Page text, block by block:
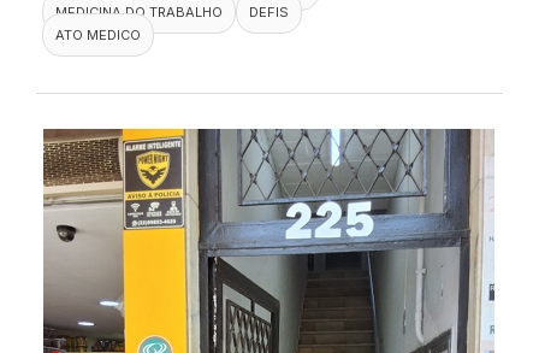
MEDICINA DO TRABALHO
DEFIS
ATO MEDICO